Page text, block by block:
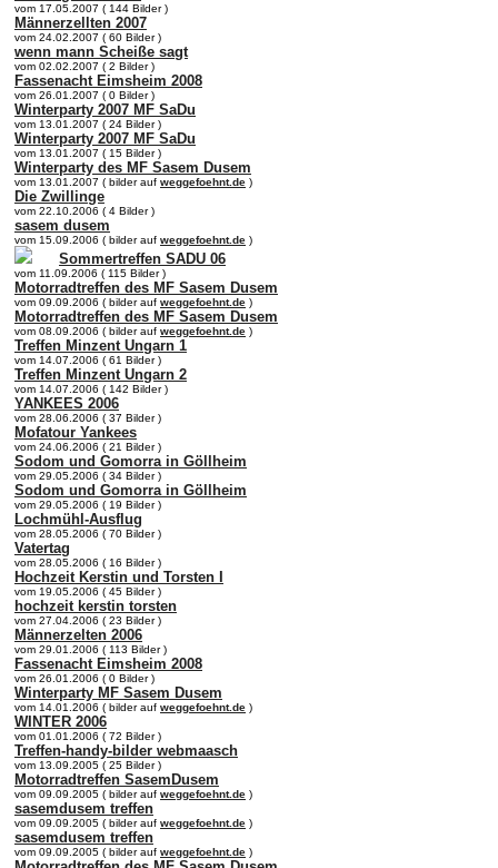
vom 17.05.2007 ( 144 Bilder )
Männerzellten 2007
vom 24.02.2007 ( 60 Bilder )
wenn mann Scheiße sagt
vom 02.02.2007 ( 2 Bilder )
Fassenacht Eimsheim 2008
vom 26.01.2007 ( 0 Bilder )
Winterparty 2007 MF SaDu
vom 13.01.2007 ( 24 Bilder )
Winterparty 2007 MF SaDu
vom 13.01.2007 ( 15 Bilder )
Winterparty des MF Sasem Dusem
vom 13.01.2007 ( bilder auf weggefoehnt.de )
Die Zwillinge
vom 22.10.2006 ( 4 Bilder )
sasem dusem
vom 15.09.2006 ( bilder auf weggefoehnt.de )
Sommertreffen SADU 06
vom 11.09.2006 ( 115 Bilder )
Motorradtreffen des MF Sasem Dusem
vom 09.09.2006 ( bilder auf weggefoehnt.de )
Motorradtreffen des MF Sasem Dusem
vom 08.09.2006 ( bilder auf weggefoehnt.de )
Treffen Minzent Ungarn 1
vom 14.07.2006 ( 61 Bilder )
Treffen Minzent Ungarn 2
vom 14.07.2006 ( 142 Bilder )
YANKEES 2006
vom 28.06.2006 ( 37 Bilder )
Mofatour Yankees
vom 24.06.2006 ( 21 Bilder )
Sodom und Gomorra in Göllheim
vom 29.05.2006 ( 34 Bilder )
Sodom und Gomorra in Göllheim
vom 29.05.2006 ( 19 Bilder )
Lochmühl-Ausflug
vom 28.05.2006 ( 70 Bilder )
Vatertag
vom 28.05.2006 ( 16 Bilder )
Hochzeit Kerstin und Torsten I
vom 19.05.2006 ( 45 Bilder )
hochzeit kerstin torsten
vom 27.04.2006 ( 23 Bilder )
Männerzelten 2006
vom 29.01.2006 ( 113 Bilder )
Fassenacht Eimsheim 2008
vom 26.01.2006 ( 0 Bilder )
Winterparty MF Sasem Dusem
vom 14.01.2006 ( bilder auf weggefoehnt.de )
WINTER 2006
vom 01.01.2006 ( 72 Bilder )
Treffen-handy-bilder webmaasch
vom 13.09.2005 ( 25 Bilder )
Motorradtreffen SasemDusem
vom 09.09.2005 ( bilder auf weggefoehnt.de )
sasemdusem treffen
vom 09.09.2005 ( bilder auf weggefoehnt.de )
sasemdusem treffen
vom 09.09.2005 ( bilder auf weggefoehnt.de )